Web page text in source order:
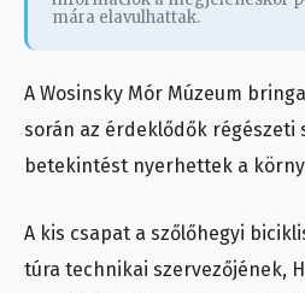
mára elavulhattak.
A Wosinsky Mór Múzeum
során az érdeklődők régészeti
betekintést nyerhettek a
A kis csapat a szőlőhegyi
túra technikai szervezőjének,